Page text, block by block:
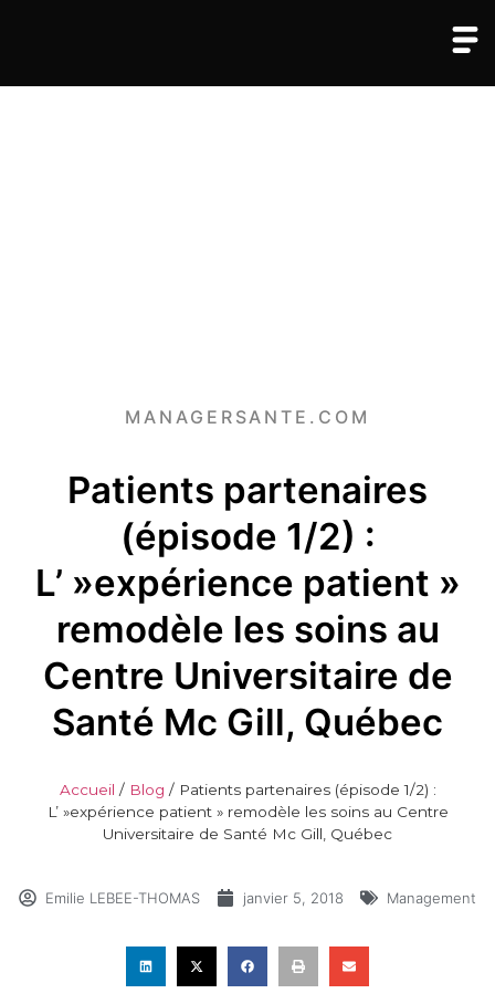
MANAGERSANTE.COM
Patients partenaires
(épisode 1/2) :
L’ »expérience patient »
remodèle les soins au
Centre Universitaire de
Santé Mc Gill, Québec
Accueil / Blog / Patients partenaires (épisode 1/2) :
L’ »expérience patient » remodèle les soins au Centre
Universitaire de Santé Mc Gill, Québec
Emilie LEBEE-THOMAS janvier 5, 2018 Management